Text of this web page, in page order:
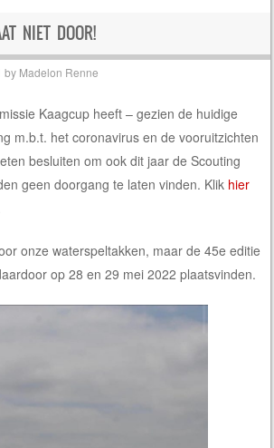
NIET DOOR!
by Madelon Renne
Kaagcup heeft – gezien de huidige
m.b.t. het coronavirus en de vooruitzichten
besluiten om ook dit jaar de Scouting
geen doorgang te laten vinden. Klik hier
onze waterspeltakken, maar de 45e editie
op 28 en 29 mei 2022 plaatsvinden.